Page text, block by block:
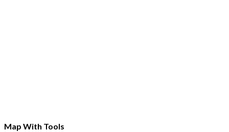
Map With Tools